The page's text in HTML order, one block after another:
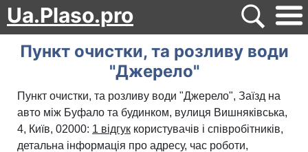
Ua.Plaso.pro
Пункт очистки, та розливу води
"Джерело"
Пункт очистки, та розливу води "Джерело", Заїзд на
авто між Буфало та будинком, вулиця Вишняківська,
4, Київ, 02000: 1 відгук користувачів і співробітників,
детальна інформація про адресу, час роботи,